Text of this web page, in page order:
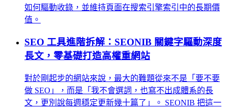
如何驅動收錄，並維持頁面在搜索引擎索引中的長期價
值。
SEO 工具進階拆解：SEONIB 關鍵字驅動深度
長文，零基礎打造高權重網站
對於剛起步的網站來說，最大的難題從來不是「要不要
做 SEO」，而是「我不會選詞，也寫不出成體系的長
文，更別說每週穩定更新幾十篇了」。 SEONIB 把這一